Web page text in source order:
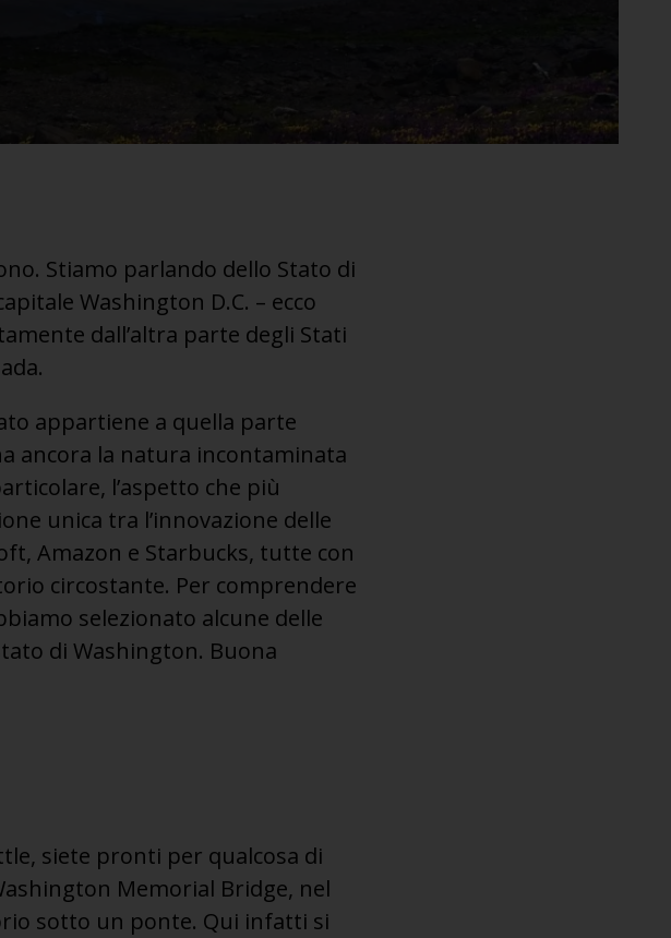
Stiamo parlando dello Stato di
Washington D.C. – ecco
dall’altra parte degli Stati
appartiene a quella parte
ancora la natura incontaminata
l’aspetto che più
unica tra l’innovazione delle
Amazon e Starbucks, tutte con
circostante. Per comprendere
selezionato alcune delle
di Washington. Buona
siete pronti per qualcosa di
Memorial Bridge, nel
sotto un ponte. Qui infatti si